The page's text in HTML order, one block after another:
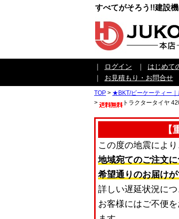
すべてがそろう!!建設
｜ ログイン ｜ はじめて
｜
お見積もり・お問合せ
TOP > ★BKT/ビーケーティー
>
トラクタータイヤ
この度の地震によ
地域宛てのご注文
希望通りのお届け
詳しい遅延状況に
お客様にはご不便